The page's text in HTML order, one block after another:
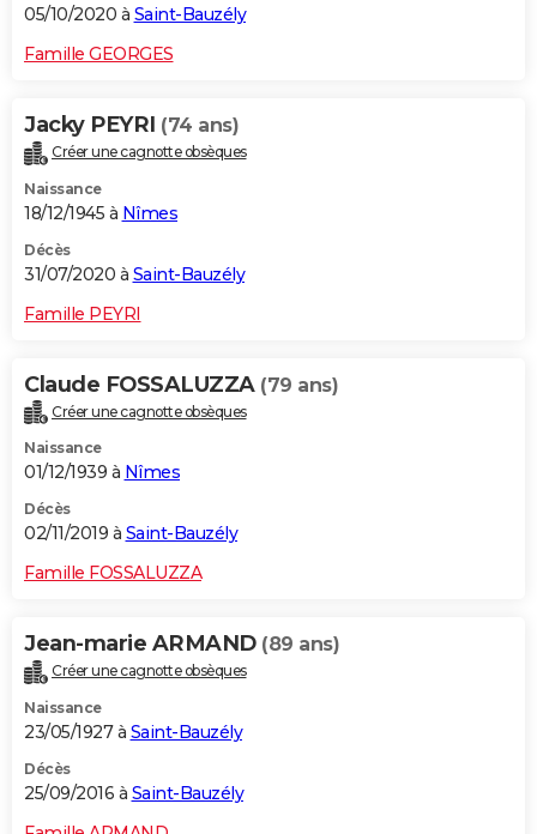
05/10/2020 à Saint-Bauzély
Famille GEORGES
Jacky PEYRI (74 ans)
Créer une cagnotte obsèques
Naissance
18/12/1945 à Nîmes
Décès
31/07/2020 à Saint-Bauzély
Famille PEYRI
Claude FOSSALUZZA (79 ans)
Créer une cagnotte obsèques
Naissance
01/12/1939 à Nîmes
Décès
02/11/2019 à Saint-Bauzély
Famille FOSSALUZZA
Jean-marie ARMAND (89 ans)
Créer une cagnotte obsèques
Naissance
23/05/1927 à Saint-Bauzély
Décès
25/09/2016 à Saint-Bauzély